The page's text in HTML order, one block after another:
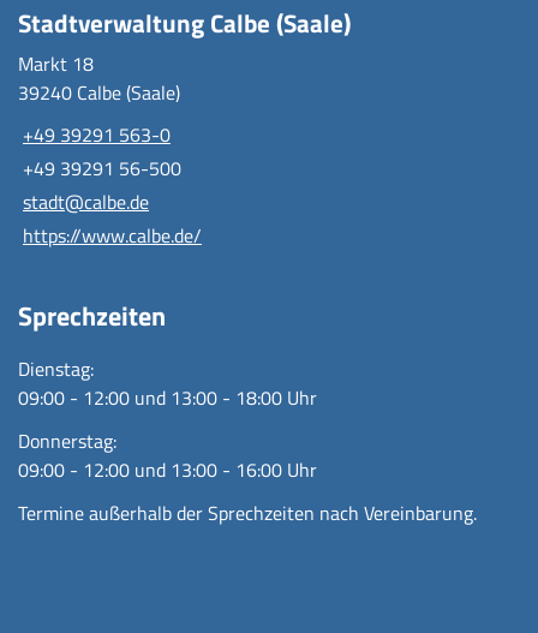
Stadtverwaltung Calbe (Saale)
Markt 18
39240 Calbe (Saale)
+49 39291 563-0
+49 39291 56-500
stadt@calbe.de
https://www.calbe.de/
Sprechzeiten
Dienstag:
09:00 - 12:00 und 13:00 - 18:00 Uhr
Donnerstag:
09:00 - 12:00 und 13:00 - 16:00 Uhr
Termine außerhalb der Sprechzeiten nach Vereinbarung.